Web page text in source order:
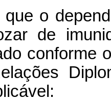
o
de
conforme